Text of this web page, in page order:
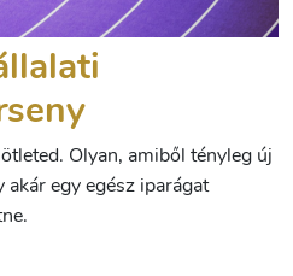
Olyan, amiből tényleg új
egy egész iparágat